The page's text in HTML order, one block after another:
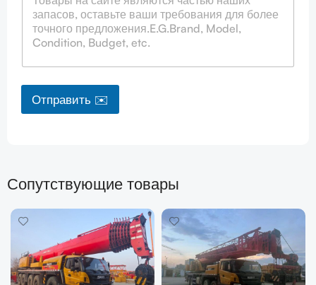
Отправить ✉️
Сопутствующие товары